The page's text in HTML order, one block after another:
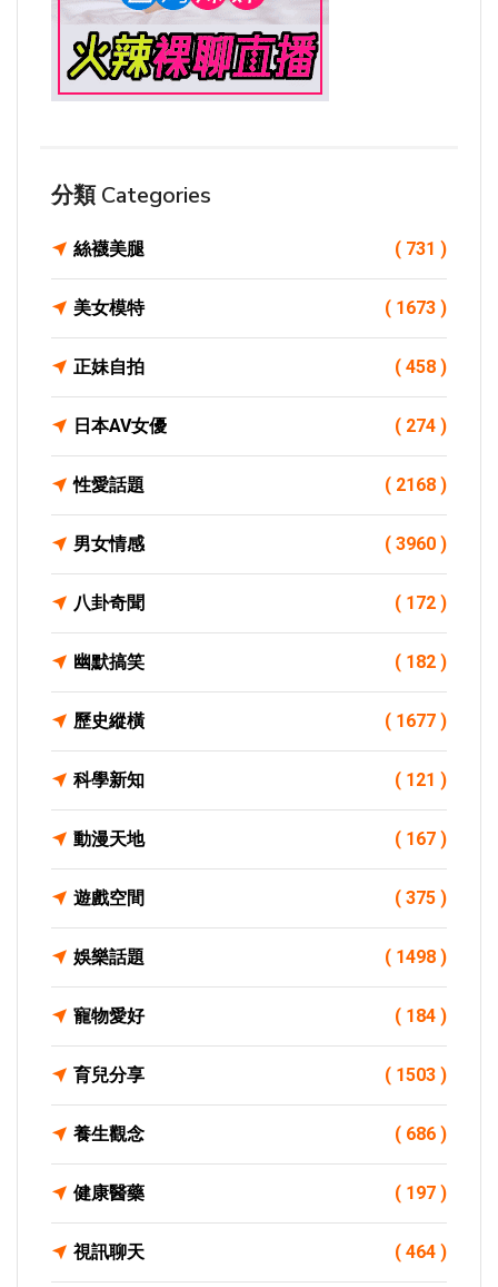
分類 Categories
絲襪美腿 ( 731 )
美女模特 ( 1673 )
正妹自拍 ( 458 )
日本AV女優 ( 274 )
性愛話題 ( 2168 )
男女情感 ( 3960 )
八卦奇聞 ( 172 )
幽默搞笑 ( 182 )
歷史縱橫 ( 1677 )
科學新知 ( 121 )
動漫天地 ( 167 )
遊戲空間 ( 375 )
娛樂話題 ( 1498 )
寵物愛好 ( 184 )
育兒分享 ( 1503 )
養生觀念 ( 686 )
健康醫藥 ( 197 )
視訊聊天 ( 464 )